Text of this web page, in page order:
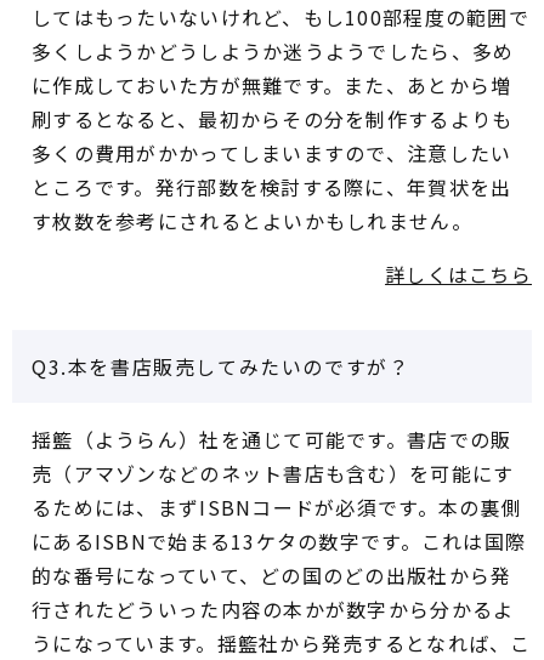
してはもったいないけれど、もし100部程度の範囲で
多くしようかどうしようか迷うようでしたら、多め
に作成しておいた方が無難です。また、あとから増
刷するとなると、最初からその分を制作するよりも
多くの費用がかかってしまいますので、注意したい
ところです。発行部数を検討する際に、年賀状を出
す枚数を参考にされるとよいかもしれません。
詳しくはこちら
Q3.本を書店販売してみたいのですが？
揺籃（ようらん）社を通じて可能です。書店での販
売（アマゾンなどのネット書店も含む）を可能にす
るためには、まずISBNコードが必須です。本の裏側
にあるISBNで始まる13ケタの数字です。これは国際
的な番号になっていて、どの国のどの出版社から発
行されたどういった内容の本かが数字から分かるよ
うになっています。揺籃社から発売するとなれば、こ